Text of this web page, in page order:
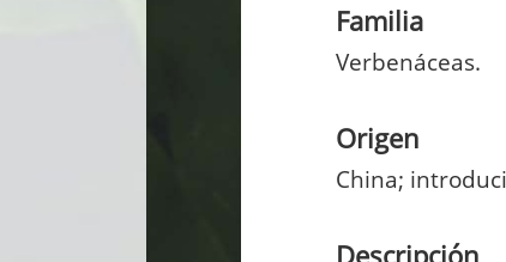
Familia
Verbenáceas.
Origen
China;
Descripción